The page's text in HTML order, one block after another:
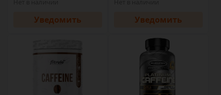
Уведомить Уведомить